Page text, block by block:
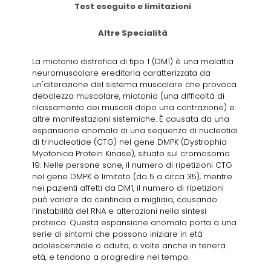
Test eseguito e limitazioni
Altre Specialità
La miotonia distrofica di tipo 1 (DM1) è una malattia
neuromuscolare ereditaria caratterizzata da
un'alterazione del sistema muscolare che provoca
debolezza muscolare, miotonia (una difficoltà di
rilassamento dei muscoli dopo una contrazione) e
altre manifestazioni sistemiche. È causata da una
espansione anomala di una sequenza di nucleotidi
di trinucleotide (CTG) nel gene DMPK (Dystrophia
Myotonica Protein Kinase), situato sul cromosoma
19. Nelle persone sane, il numero di ripetizioni CTG
nel gene DMPK è limitato (da 5 a circa 35), mentre
nei pazienti affetti da DM1, il numero di ripetizioni
può variare da centinaia a migliaia, causando
l’instabilità del RNA e alterazioni nella sintesi
proteica. Questa espansione anomala porta a una
serie di sintomi che possono iniziare in età
adolescenziale o adulta, a volte anche in tenera
età, e tendono a progredire nel tempo.